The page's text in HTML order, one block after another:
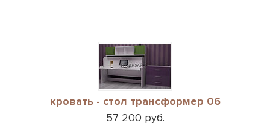
кровать - стол трансформер 06
57 200 руб.